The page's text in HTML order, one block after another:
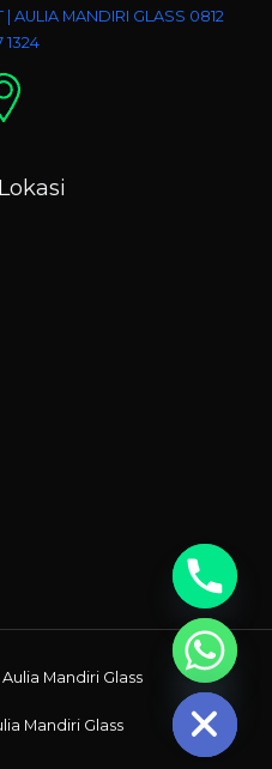
AULIA MANDIRI GLASS 0812
1324
Mandiri Glass
Mandiri Glass
Hide
Chaty